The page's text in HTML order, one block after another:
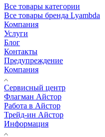
Все товары категории
Все товары бренда Lyambda
Компания
Услуги
Блог
Контакты
Предупреждение
Компания
Сервисный центр
Флагман Айстор
Работа в Айстор
Трейд-ин Айстор
Информация